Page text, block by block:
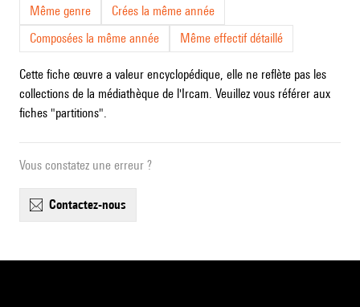
Même genre
Crées la même année
Composées la même année
Même effectif détaillé
Cette fiche œuvre a valeur encyclopédique, elle ne reflète pas les
collections de la médiathèque de l'Ircam. Veuillez vous référer aux
fiches "partitions".
Vous constatez une erreur ?
contactez-nous